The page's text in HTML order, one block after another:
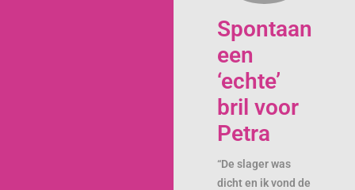
Spontaan
een
‘echte’
bril voor
Petra
“De slager was
dicht en ik vond de